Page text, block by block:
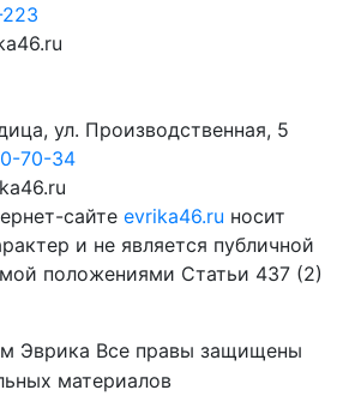
ул. Производственная, 5
70-34
сайте evrika46.ru носит
и не является публичной
положениями Статьи 437 (2)
Эврика Все правы защищены